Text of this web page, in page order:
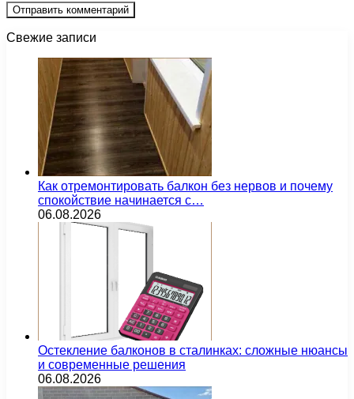
Свежие записи
Как отремонтировать балкон без нервов и почему
спокойствие начинается с…
06.08.2026
Остекление балконов в сталинках: сложные нюансы
и современные решения
06.08.2026